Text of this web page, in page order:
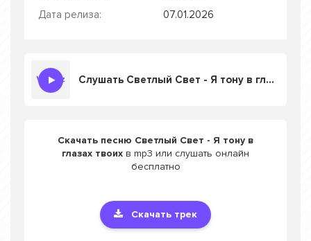
Дата релиза:
07.01.2026
Слушать Светлый Свет - Я тону в глазах твоих
Скачать песню Светлый Свет - Я тону в
глазах твоих в mp3 или слушать онлайн
бесплатно
Скачать трек